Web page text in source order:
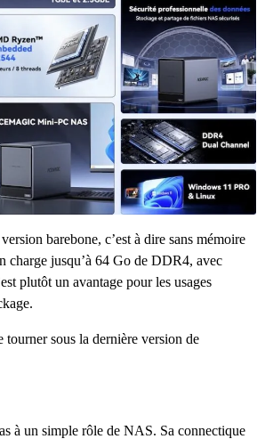
barebone, c’est à dire sans mémoire
charge jusqu’à 64 Go de DDR4, avec
plutôt un avantage pour les usages
sous la dernière version de
à un simple rôle de NAS. Sa connectique